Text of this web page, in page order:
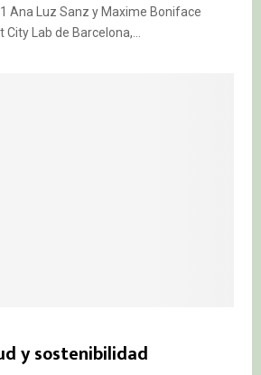
Ana Luz Sanz y Maxime Boniface
City Lab de Barcelona,...
y sostenibilidad